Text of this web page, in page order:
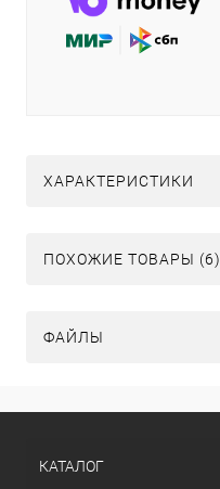
ХАРАКТЕРИСТИКИ
ПОХОЖИЕ ТОВАРЫ (6)
ФАЙЛЫ
КАТАЛОГ